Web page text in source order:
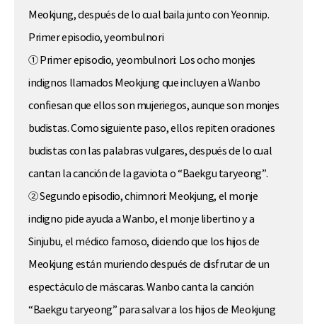
Meokjung, después de lo cual baila junto con Yeonnip.
Primer episodio, yeombulnori
① Primer episodio, yeombulnori: Los ocho monjes
indignos llamados Meokjung que incluyen a Wanbo
confiesan que ellos son mujeriegos, aunque son monjes
budistas. Como siguiente paso, ellos repiten oraciones
budistas con las palabras vulgares, después de lo cual
cantan la canción de la gaviota o “Baekgu taryeong”.
② Segundo episodio, chimnori: Meokjung, el monje
indigno pide ayuda a Wanbo, el monje libertino y a
Sinjubu, el médico famoso, diciendo que los hijos de
Meokjung están muriendo después de disfrutar de un
espectáculo de máscaras. Wanbo canta la canción
“Baekgu taryeong” para salvar a los hijos de Meokjung